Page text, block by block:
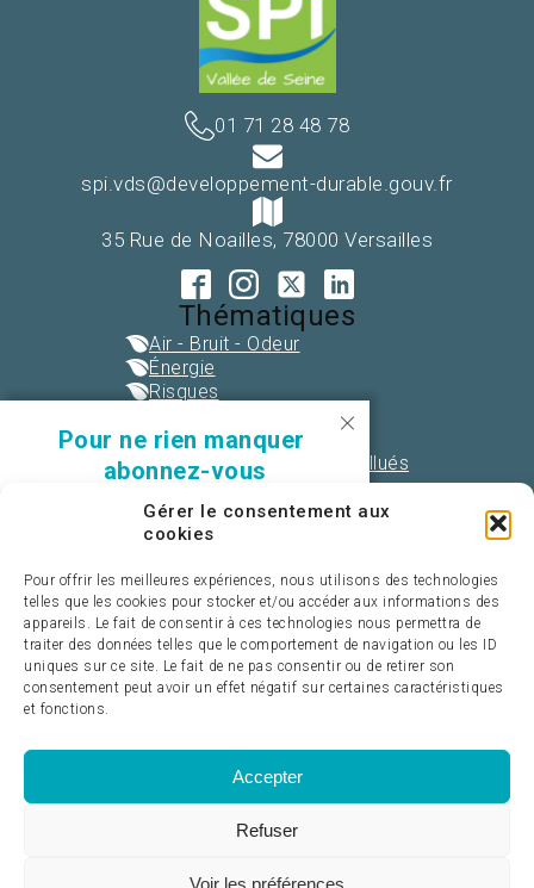
Gérer le consentement aux
cookies
Pour offrir les meilleures expériences, nous utilisons des technologies
telles que les cookies pour stocker et/ou accéder aux informations des
appareils. Le fait de consentir à ces technologies nous permettra de
traiter des données telles que le comportement de navigation ou les ID
uniques sur ce site. Le fait de ne pas consentir ou de retirer son
consentement peut avoir un effet négatif sur certaines caractéristiques
et fonctions.
Accepter
Refuser
Voir les préférences
01 71 28 48 78
spi.vds@developpement-durable.gouv.fr
35 Rue de Noailles, 78000 Versailles
Thématiques
Air - Bruit - Odeur
Énergie
Risques
Paysages et biodiversité
Déchets, sites et sols pollués
Le SPI Vallée de Seine
Les SPPPI
DRIEAT
Prefecture des Yvelines
Ministère de la transition écologique
Pour ne rien manquer :
Abonnez-vous à la e-newsletter
nouvelles actualités :
Je m'abonne
Pour ne rien manquer
abonnez-vous
Recevez par mail les événements
à venir et les nouvelles actualités :
Adresse mail*
Organisation*